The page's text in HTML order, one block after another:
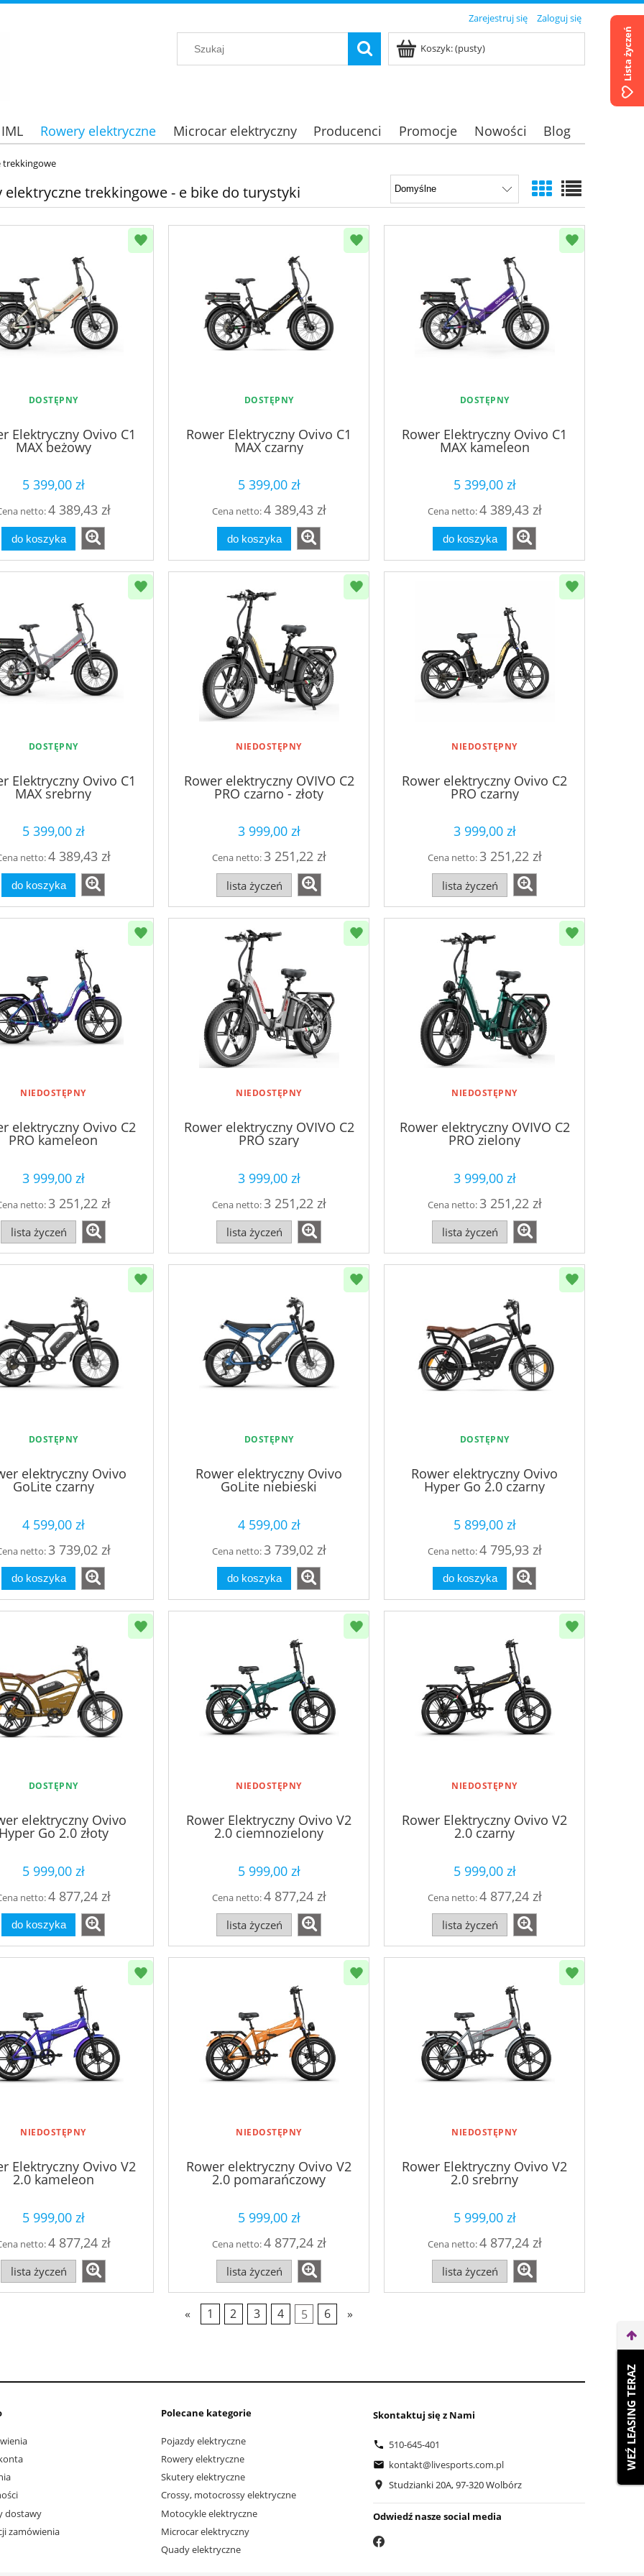
Zarejestruj się Zaloguj się
Koszyk:(pusty)
Rowery elektryczne Microcar elektryczny Producenci Promocje Nowości Blog
trekkingowe
elektryczne trekkingowe - e bike do turystyki
DOSTĘPNY
Elektryczny Ovivo C1
MAX beżowy
5 399,00 zł
netto:4 389,43 zł
do koszyka
DOSTĘPNY
Rower Elektryczny Ovivo C1
MAX czarny
5 399,00 zł
Cena netto:4 389,43 zł
do koszyka
DOSTĘPNY
Rower Elektryczny Ovivo C1
MAX kameleon
5 399,00 zł
Cena netto:4 389,43 zł
do koszyka
DOSTĘPNY
Elektryczny Ovivo C1
MAX srebrny
5 399,00 zł
netto:4 389,43 zł
do koszyka
NIEDOSTĘPNY
Rower elektryczny OVIVO C2
PRO czarno - złoty
3 999,00 zł
Cena netto:3 251,22 zł
lista życzeń
NIEDOSTĘPNY
Rower elektryczny Ovivo C2
PRO czarny
3 999,00 zł
Cena netto:3 251,22 zł
lista życzeń
NIEDOSTĘPNY
elektryczny Ovivo C2
PRO kameleon
3 999,00 zł
netto:3 251,22 zł
lista życzeń
NIEDOSTĘPNY
Rower elektryczny OVIVO C2
PRO szary
3 999,00 zł
Cena netto:3 251,22 zł
lista życzeń
NIEDOSTĘPNY
Rower elektryczny OVIVO C2
PRO zielony
3 999,00 zł
Cena netto:3 251,22 zł
lista życzeń
DOSTĘPNY
elektryczny Ovivo
GoLite czarny
4 599,00 zł
netto:3 739,02 zł
do koszyka
DOSTĘPNY
Rower elektryczny Ovivo
GoLite niebieski
4 599,00 zł
Cena netto:3 739,02 zł
do koszyka
DOSTĘPNY
Rower elektryczny Ovivo
Hyper Go 2.0 czarny
5 899,00 zł
Cena netto:4 795,93 zł
do koszyka
DOSTĘPNY
elektryczny Ovivo
Go 2.0 złoty
5 999,00 zł
netto:4 877,24 zł
do koszyka
NIEDOSTĘPNY
Rower Elektryczny Ovivo V2
2.0 ciemnozielony
5 999,00 zł
Cena netto:4 877,24 zł
lista życzeń
NIEDOSTĘPNY
Rower Elektryczny Ovivo V2
2.0 czarny
5 999,00 zł
Cena netto:4 877,24 zł
lista życzeń
NIEDOSTĘPNY
Elektryczny Ovivo V2
2.0 kameleon
5 999,00 zł
netto:4 877,24 zł
lista życzeń
NIEDOSTĘPNY
Rower elektryczny Ovivo V2
2.0 pomarańczowy
5 999,00 zł
Cena netto:4 877,24 zł
lista życzeń
NIEDOSTĘPNY
Rower Elektryczny Ovivo V2
2.0 srebrny
5 999,00 zł
Cena netto:4 877,24 zł
lista życzeń
« 1 2 3 4 5 6 »
dostawy
zamówienia
Polecane kategorie
Pojazdy elektryczne
Rowery elektryczne
Skutery elektryczne
Crossy, motocrossy elektryczne
Motocykle elektryczne
Microcar elektryczny
Quady elektryczne
Skontaktuj się z Nami
510-645-401
kontakt@livesports.com.pl
Studzianki 20A, 97-320 Wolbórz
Odwiedź nasze social media
WEŹ LEASING TERAZ
Lista życzeń